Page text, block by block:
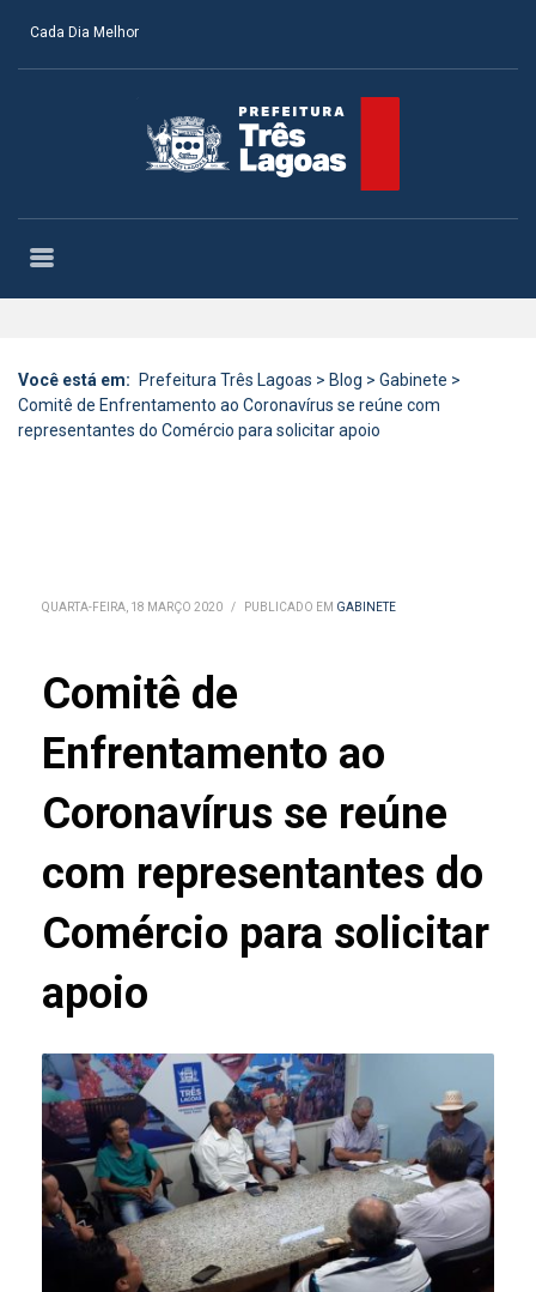
Cada Dia Melhor
Você está em: Prefeitura Três Lagoas > Blog > Gabinete >
Comitê de Enfrentamento ao Coronavírus se reúne com
representantes do Comércio para solicitar apoio
QUARTA-FEIRA, 18 MARÇO 2020 / PUBLICADO EM GABINETE
Comitê de
Enfrentamento ao
Coronavírus se reúne
com representantes do
Comércio para solicitar
apoio